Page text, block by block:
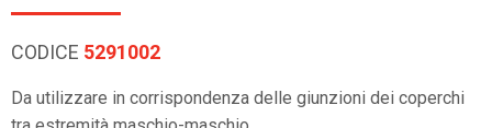
CODICE 5291002
Da utilizzare in corrispondenza delle giunzioni dei coperchi